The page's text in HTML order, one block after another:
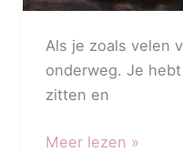
Als je zoals velen
onderweg. Je
zitten en
Meer lezen »